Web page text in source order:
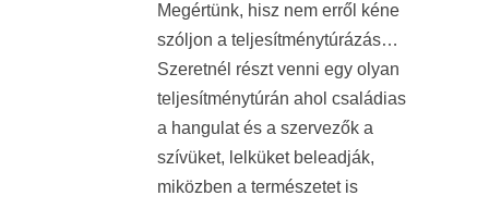
Megértünk, hisz nem erről kéne
szóljon a teljesítménytúrázás…
Szeretnél részt venni egy olyan
teljesítménytúrán ahol családias
a hangulat és a szervezők a
szívüket, lelküket beleadják,
miközben a természetet is